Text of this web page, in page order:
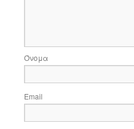
Όνομα
Email